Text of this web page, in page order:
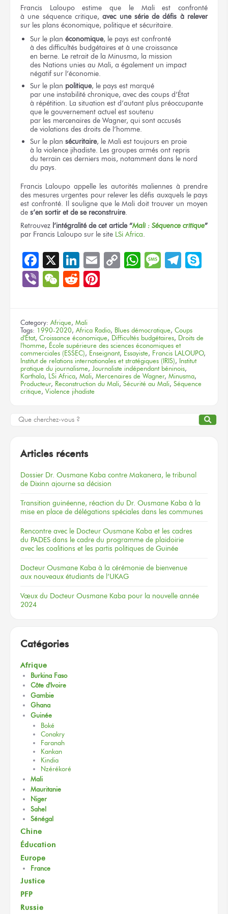
Francis Laloupo estimeque le Mali
est confronté
à une séquencecritique,avec une série de défis à relever
sur les plans économique, politique et sécuritaire.
Sur le plan économique, le pays est confronté
à des difficultés budgétaireset à une croissance
en berne. Le retrait de la Minusma, la mission
des Nations unies au Mali, a également un impact
négatifsur l’économie.
Sur le plan politique, le pays est marqué
par une instabilité chronique, avecdes coups d’État
à répétition. La situation est d’autant plus préoccupante
que le gouvernement actuelest soutenu
par les mercenaires de Wagner, qui sont accusés
de violations des droits de l’homme.
Sur le plan sécuritaire, le Maliest toujours en proie
à la violence jihadiste. Les groupes armésont repris
du terrain ces derniers mois, notammentdans le nord
du pays.
Francis Laloupo appelle les autorités maliennes à prendre
des mesures urgentes pour relever les défis auxquels le pays
est confronté. Il souligne que le Mali doit trouver un moyen
de s’en sortir et de se reconstruire.
Retrouvez l’intégralitéde cet article “Mali : Séquence critique”
par Francis Laloupo sur le site LSi Africa.
Facebook
X LinkedIn
EmailCopyWhatsApp
Message
ViberWeChat
Reddit
Category: Afrique, Mali
Tags: 1990-2020, Africa Radio, Blues démocratique, Coups
d'État, Croissance économique, Difficultés budgétaires, Droits de
l'homme, École supérieure des sciences économiques et
commerciales (ESSEC), Enseignant, Essayiste, Francis LALOUPO,
Institut de relations internationales et stratégiques (IRIS), Institut
pratique du journalisme, Journaliste indépendant béninois,
Karthala, LSi Africa, Mali, Mercenaires de Wagner, Minusma,
Producteur, Reconstruction du Mali, Sécurité au Mali, Séquence
critique, Violence jihadiste
Articles récents
Dossier Dr. Ousmane Kaba contre Makanera, le tribunal
de Dixinn ajourne sa décision
Transition guinéenne, réaction du Dr. Ousmane Kaba à la
mise en place de délégations spéciales dans les communes
Rencontre avec le Docteur Ousmane Kaba et les cadres
du PADES dans le cadre du programme de plaidoirie
avec les coalitions et les partis politiques de Guinée
Docteur Ousmane Kaba à la cérémonie de bienvenue
aux nouveaux étudiants de l’UKAG
Vœux du Docteur Ousmane Kaba pour la nouvelle année
2024
Catégories
Afrique
Burkina Faso
Côte d'Ivoire
Gambie
Ghana
Guinée
Boké
Conakry
Faranah
Kankan
Kindia
Nzérékoré
Mali
Mauritanie
Niger
Sahel
Sénégal
Chine
Éducation
Europe
France
Justice
PFP
Russie